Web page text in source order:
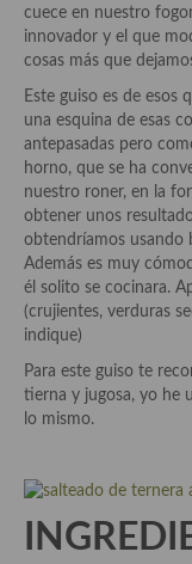
Protocolo y buenas
Ocio – restaurantes,
Viajes eno-gastro-
En El Candelero
Las opiniones de la
Prensa
Recetas
Acompañamientos
Airfryer recetas
cuece en nuestro
innovador y el que
cosas más que
Este guiso es de esos
una esquina de esas
antepasadas pero
horno, que se ha
nuestro roner, en la
obtener unos
obtendríamos usando
Además es muy
él solito se cocinara.
(crujientes, verduras
indique)
Para este guiso te
tierna y jugosa, yo he
lo mismo.